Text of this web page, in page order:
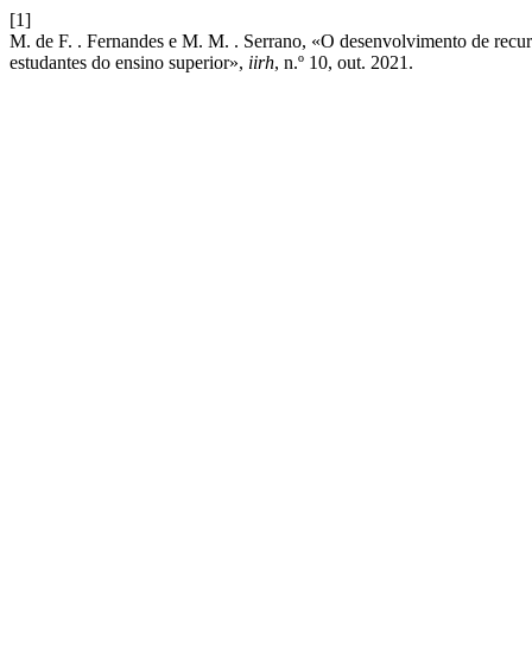
[1]
M. de F. . Fernandes e M. M. . Serrano, «O desenvolvimento de
estudantes do ensino superior», iirh, n.º 10, out. 2021.